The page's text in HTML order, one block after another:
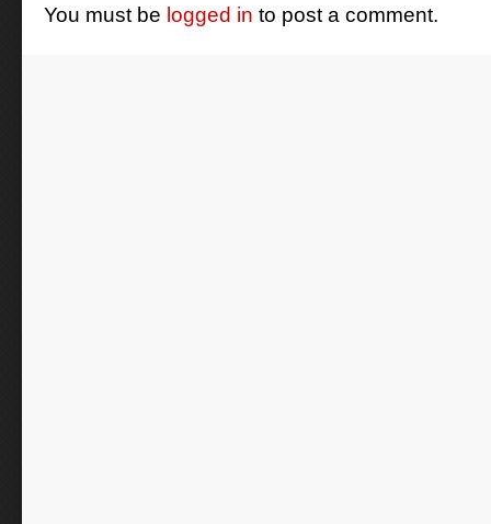
You must be logged in to post a comment.